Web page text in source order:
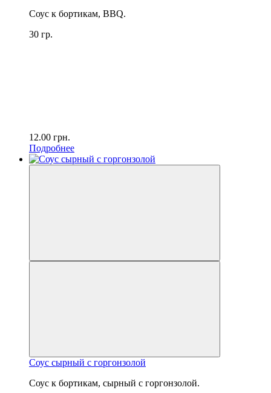
Соус к бортикам, BBQ.
30 гр.
12.00 грн.
Подробнее
Соус сырный с горгонзолой
Соус к бортикам, сырный с горгонзолой.